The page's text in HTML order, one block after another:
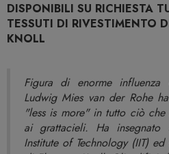
DISPONIBILI SU RICHIESTA
TESSUTI DI RIVESTIMENTO
KNOLL
Figura di enorme
Ludwig Mies van der Rohe
"less is more" in tutto ciò
ai grattacieli. Ha
Institute of Technology (IIT)